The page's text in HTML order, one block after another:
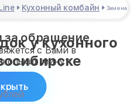
Кухонный комбайн Замена
у кухонного
за обращение
с Вами в
минут